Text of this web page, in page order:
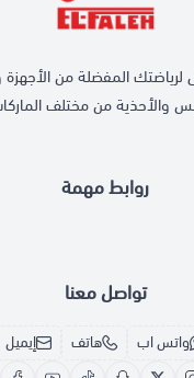
روابط مهمة
لرياضتك المفضلة من الأجهزة
والأحذية من مختلف
تواصل معنا
واتس اب هاتف إيميل